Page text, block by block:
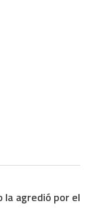
agredió por el